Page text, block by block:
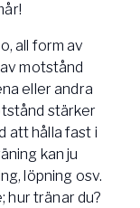
all form av
motstånd
eller andra
stärker
att hålla fast i
kan ju
löpning osv.
hur tränar du?